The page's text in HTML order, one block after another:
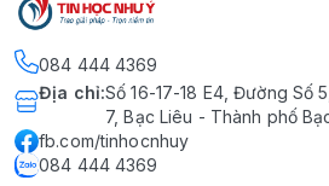
084 444 4369
Địa chỉ:Số 16-17-18 E4, Đường Số
7, Bạc Liêu - Thành phố
fb.com/tinhocnhuy
084 444 4369